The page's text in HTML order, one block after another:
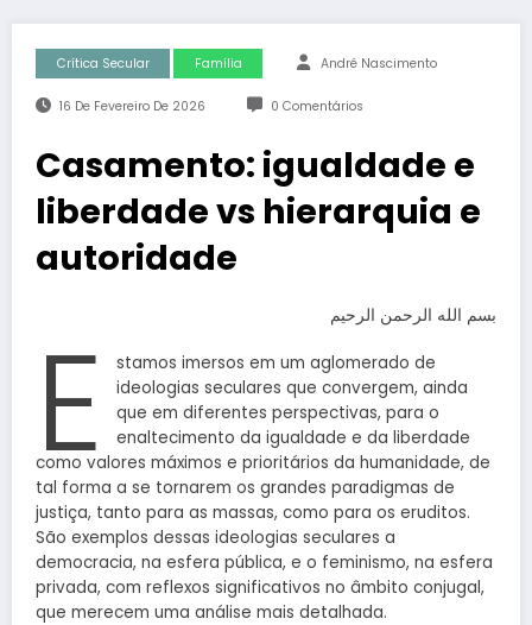
Crítica Secular Família André Nascimento
16 De Fevereiro De 2026 0 Comentários
Casamento: igualdade e
liberdade vs hierarquia e
autoridade
بسم الله الرحمن الرحيم E
stamos imersos em um aglomerado de
ideologias seculares que convergem, ainda
que em diferentes perspectivas, para o
enaltecimento da igualdade e da liberdade
como valores máximos e prioritários da humanidade, de
tal forma a se tornarem os grandes paradigmas de
justiça, tanto para as massas, como para os eruditos.
São exemplos dessas ideologias seculares a
democracia, na esfera pública, e o feminismo, na esfera
privada, com reflexos significativos no âmbito conjugal,
que merecem uma análise mais detalhada.